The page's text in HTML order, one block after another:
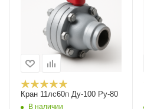
Кран 11лс60п Ду-100 Ру-80
В наличии